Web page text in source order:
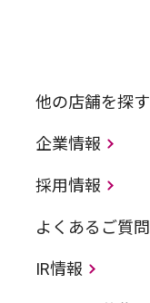
他の店舗を探す
企業情報
採用情報
よくあるご質問
IR情報